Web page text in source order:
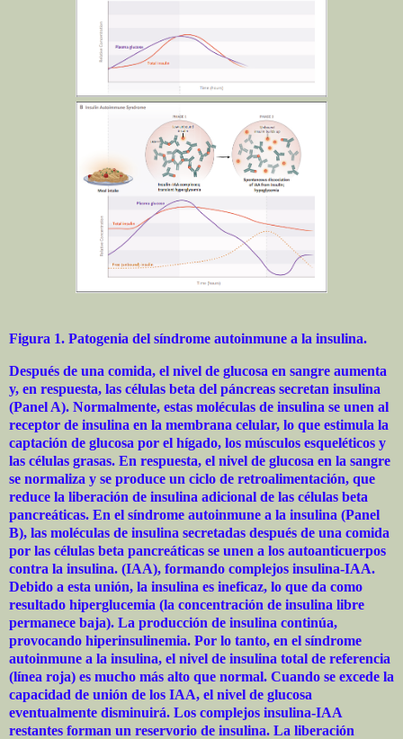
Figura 1. Patogenia del síndrome autoinmune a la insulina.
Después de una comida, el nivel de glucosa en sangre aumenta
y, en respuesta, las células beta del páncreas secretan insulina
(Panel A). Normalmente, estas moléculas de insulina se unen al
receptor de insulina en la membrana celular, lo que estimula la
captación de glucosa por el hígado, los músculos esqueléticos y
las células grasas. En respuesta, el nivel de glucosa en la sangre
se normaliza y se produce un ciclo de retroalimentación, que
reduce la liberación de insulina adicional de las células beta
pancreáticas. En el síndrome autoinmune a la insulina (Panel
B), las moléculas de insulina secretadas después de una comida
por las células beta pancreáticas se unen a los autoanticuerpos
contra la insulina. (IAA), formando complejos insulina-IAA.
Debido a esta unión, la insulina es ineficaz, lo que da como
resultado hiperglucemia (la concentración de insulina libre
permanece baja). La producción de insulina continúa,
provocando hiperinsulinemia. Por lo tanto, en el síndrome
autoinmune a la insulina, el nivel de insulina total de referencia
(línea roja) es mucho más alto que normal. Cuando se excede la
capacidad de unión de los IAA, el nivel de glucosa
eventualmente disminuirá. Los complejos insulina-IAA
restantes forman un reservorio de insulina. La liberación